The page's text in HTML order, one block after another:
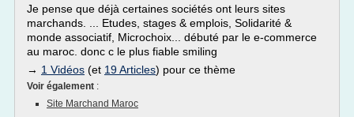
Je pense que déjà certaines sociétés ont leurs sites
marchands. ... Etudes, stages & emplois, Solidarité &
monde associatif, Microchoix... débuté par le e-commerce
au maroc. donc c le plus fiable smiling
→ 1 Vidéos (et 19 Articles) pour ce thème
Voir également :
Site Marchand Maroc